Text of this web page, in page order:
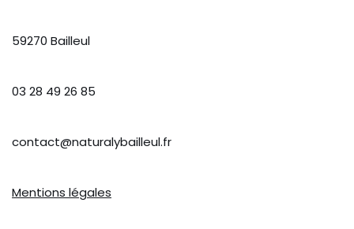
59270 Bailleul
03 28 49 26 85
contact@naturalybailleul.fr
Mentions légales